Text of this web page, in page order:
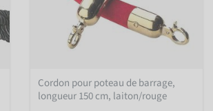
Cordon pour poteau de barrage,
longueur 150 cm, laiton/rouge